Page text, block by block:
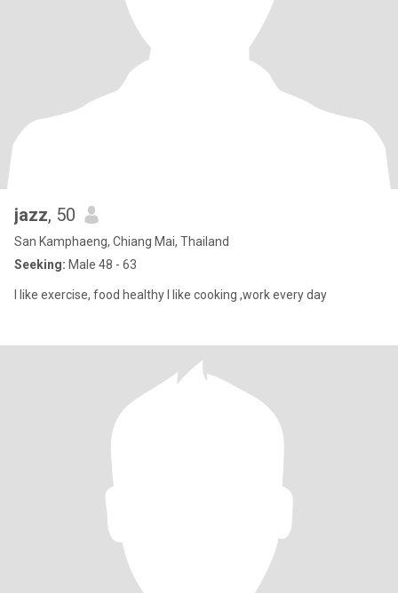
jazz, 50
San Kamphaeng, Chiang Mai, Thailand
Seeking: Male 48 - 63
I like exercise, food healthy l like cooking ,work every day